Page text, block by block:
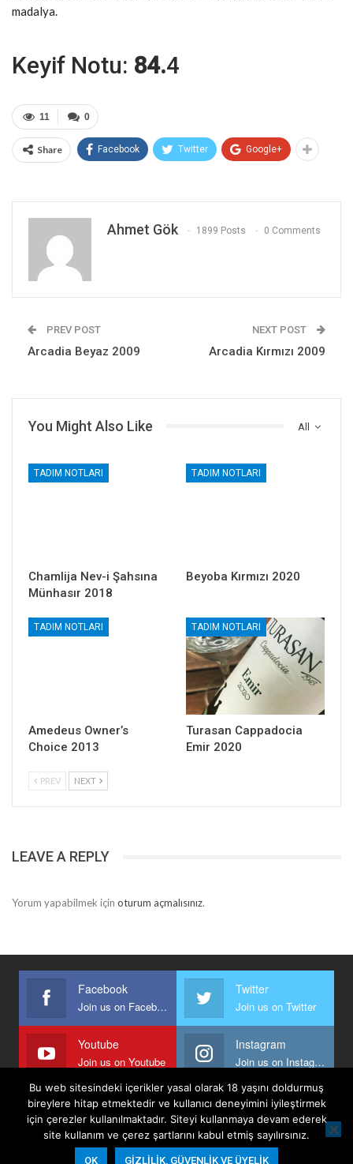
madalya.
Keyif Notu: 84.4
0
11
Share Facebook Twitter Google+
Ahmet Gök 1899 Posts 0 Comments
PREV POST
Arcadia Beyaz 2009
NEXT POST
Arcadia Kırmızı 2009
All
You Might Also Like
TADIM NOTLARI
Chamlija Nev-i Şahsına
Münhasır 2018
TADIM NOTLARI
Beyoba Kırmızı 2020
TADIM NOTLARI
Amedeus Owner’s
Choice 2013
TADIM NOTLARI
Turasan Cappadocia
Emir 2020
PREV NEXT
LEAVE A REPLY
Yorum yapabilmek için oturum açmalısınız.
Facebook
Join us on Facebook
Twitter
Join us on Twitter
Youtube
Join us on Youtube
Instagram
Join us on Instagram
Anasayfa Keyfi Yazanlar İletişim
Şartlar Ve Koşullar
Gizlilik, Güvenlik Ve Üyelik Politikası
Bu web sitesindeki içerikler yasal olarak 18 yaşını doldurmuş
bireylere hitap etmektedir ve kullanıcı deneyimini iyileştirmek
için çerezler kullanılmaktadır. Siteyi kullanmaya devam ederek
site kullanım ve çerez şartlarını kabul etmiş sayılırsınız.
OK GIZLILIK, GÜVENLIK VE ÜYELIK